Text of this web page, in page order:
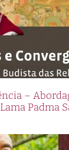
–
Padma